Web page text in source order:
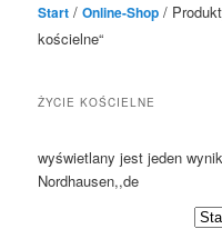
Start /Online-Shop /
kościelne“
ŻYCIE KOŚCIELNE
wyświetlany jest jeden
Nordhausen,,de